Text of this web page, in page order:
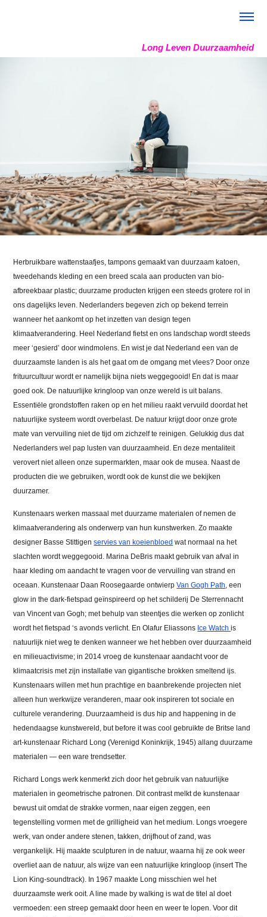
Long Leven Duurzaamheid
Herbruikbare wattenstaafjes, tampons gemaakt van duurzaam katoen,
tweedehands kleding en een breed scala aan producten van bio-
afbreekbaar plastic; duurzame producten krijgen een steeds grotere rol in
ons dagelijks leven. Nederlanders begeven zich op bekend terrein
wanneer het aankomt op het inzetten van design tegen
klimaatverandering. Heel Nederland fietst en ons landschap wordt steeds
meer ‘gesierd’ door windmolens. En wist je dat Nederland een van de
duurzaamste landen is als het gaat om de omgang met vlees? Door onze
frituurcultuur wordt er namelijk bijna niets weggegooid! En dat is maar
goed ook. De natuurlijke kringloop van onze wereld is uit balans.
Essentiële grondstoffen raken op en het milieu raakt vervuild doordat het
natuurlijke systeem wordt overbelast. De natuur krijgt door onze grote
mate van vervuiling niet de tijd om zichzelf te reinigen. Gelukkig dus dat
Nederlanders wel pap lusten van duurzaamheid. En deze mentaliteit
verovert niet alleen onze supermarkten, maar ook de musea. Naast de
producten die we gebruiken, wordt ook de kunst die we bekijken
duurzamer.
Kunstenaars werken massaal met duurzame materialen of nemen de
klimaatverandering als onderwerp van hun kunstwerken. Zo maakte
designer Basse Stittigenservies van koeienbloed wat normaal na het
slachten wordt weggegooid. Marina DeBris maakt gebruik van afval in
haar kleding om aandacht te vragen voor de vervuiling van strand en
oceaan. Kunstenaar Daan Roosegaarde ontwierpVan Gogh Path , een
glow in the dark-fietspad geïnspireerd op het schilderij De Sterrennacht
van Vincent van Gogh; met behulp van steentjes die werken op zonlicht
wordt het fietspad ‘s avonds verlicht. En Olafur Eliassons Ice Watchis
natuurlijk niet weg te denken wanneer we het hebben over duurzaamheid
en milieuactivisme; in 2014 vroeg de kunstenaar aandacht voor de
klimaatcrisis met zijn installatie van gigantische brokken smeltend ijs.
Kunstenaars willen met hun prachtige en baanbrekende projecten niet
alleen hun werkwijze veranderen, maar ook inspireren tot sociale en
culturele verandering. Duurzaamheid is dus hip and happening in de
hedendaagse kunstwereld, but before it was cool gebruikte de Britse land
art-kunstenaar Richard Long (Verenigd Koninkrijk, 1945) allang duurzame
materialen — een ware trendsetter.
Richard Longs werk kenmerkt zich door het gebruik van natuurlijke
materialen in geometrische patronen. Dit contrast melkt de kunstenaar
bewust uit omdat de strakke vormen, naar eigen zeggen, een
tegenstelling vormen met de grilligheid van het medium. Longs vroegere
werk, van onder andere stenen, takken, drijfhout of zand, was
vergankelijk. Hij maakte sculpturen in de natuur, waarna hij ze ook weer
overliet aan de natuur, als wijze van een natuurlijke kringloop (insert The
Lion King-soundtrack). In 1967 maakte Long misschien wel het
duurzaamste werk ooit. A line made by walking is wat de titel al doet
vermoeden: een streep gemaakt door heen en weer te lopen. Voor dit